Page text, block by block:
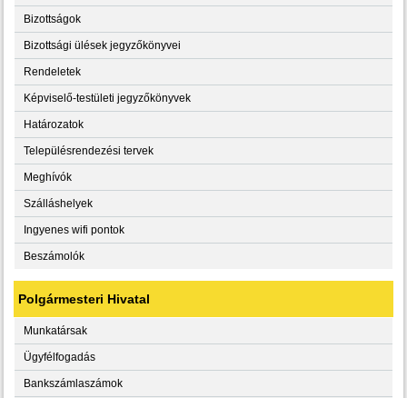
Bizottságok
Bizottsági ülések jegyzőkönyvei
Rendeletek
Képviselő-testületi jegyzőkönyvek
Határozatok
Településrendezési tervek
Meghívók
Szálláshelyek
Ingyenes wifi pontok
Beszámolók
Polgármesteri Hivatal
Munkatársak
Ügyfélfogadás
Bankszámlaszámok